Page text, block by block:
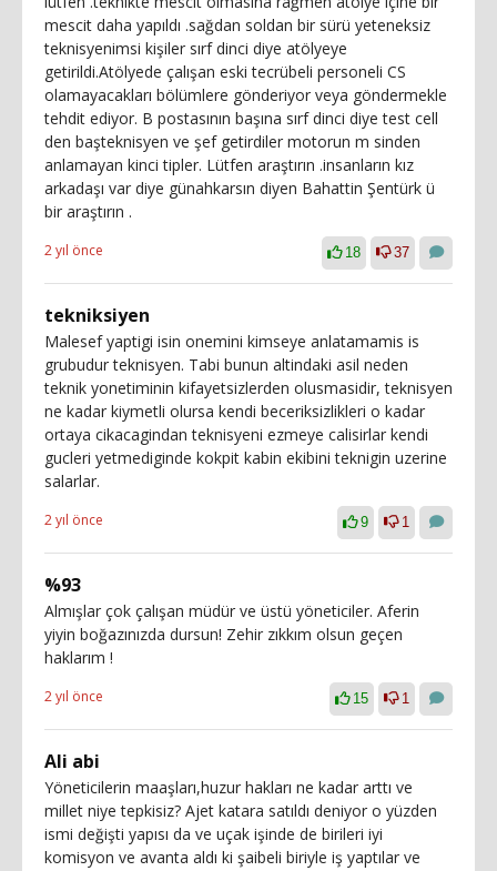
mescit daha yapıldı .sağdan soldan bir sürü yeteneksiz
teknisyenimsi kişiler sırf dinci diye atölyeye
getirildi.Atölyede çalışan eski tecrübeli personeli CS
olamayacakları bölümlere gönderiyor veya göndermekle
tehdit ediyor. B postasının başına sırf dinci diye test cell
den başteknisyen ve şef getirdiler motorun m sinden
anlamayan kinci tipler. Lütfen araştırın .insanların kız
arkadaşı var diye günahkarsın diyen Bahattin Şentürk ü
bir araştırın .
2 yıl önce 18 37
tekniksiyen
Malesef yaptigi isin onemini kimseye anlatamamis is
grubudur teknisyen. Tabi bunun altindaki asil neden
teknik yonetiminin kifayetsizlerden olusmasidir, teknisyen
ne kadar kiymetli olursa kendi beceriksizlikleri o kadar
ortaya cikacagindan teknisyeni ezmeye calisirlar kendi
gucleri yetmediginde kokpit kabin ekibini teknigin uzerine
salarlar.
2 yıl önce 9 1
%93
Almışlar çok çalışan müdür ve üstü yöneticiler. Aferin
yiyin boğazınızda dursun! Zehir zıkkım olsun geçen
haklarım !
2 yıl önce 15 1
Ali abi
Yöneticilerin maaşları,huzur hakları ne kadar arttı ve
millet niye tepkisiz? Ajet katara satıldı deniyor o yüzden
ismi değişti yapısı da ve uçak işinde de birileri iyi
komisyon ve avanta aldı ki şaibeli biriyle iş yaptılar ve